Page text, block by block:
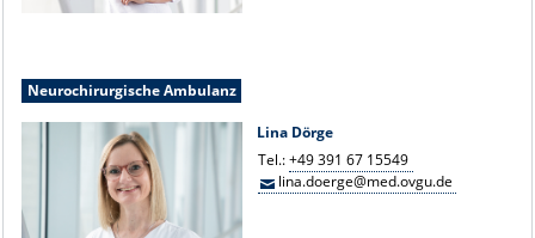
Neurochirurgische Ambulanz
Lina Dörge
Tel.:+49 391 67 15549
lina.doerge@med.ovgu.de